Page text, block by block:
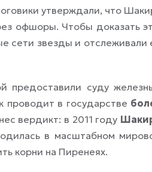
утверждали, что
офшоры. Чтобы доказать
сети звезды и отслеживали
предоставили суду
проводит в государстве
вердикт: в 2011 году
в масштабном
корни на Пиренеях.